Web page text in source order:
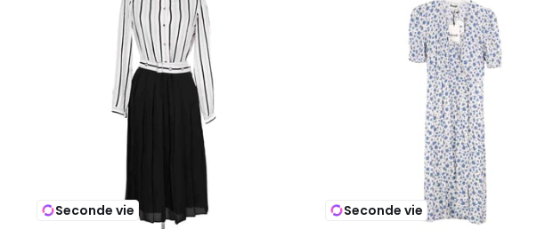
Seconde vie Seconde vie